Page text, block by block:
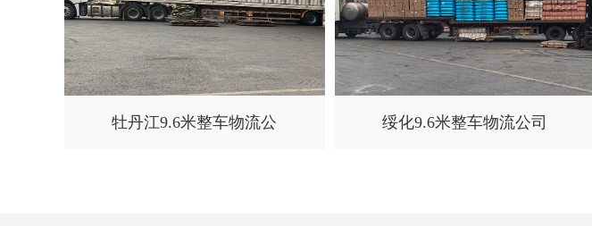
牡丹江9.6米整车物流公 绥化9.6米整车物流公司